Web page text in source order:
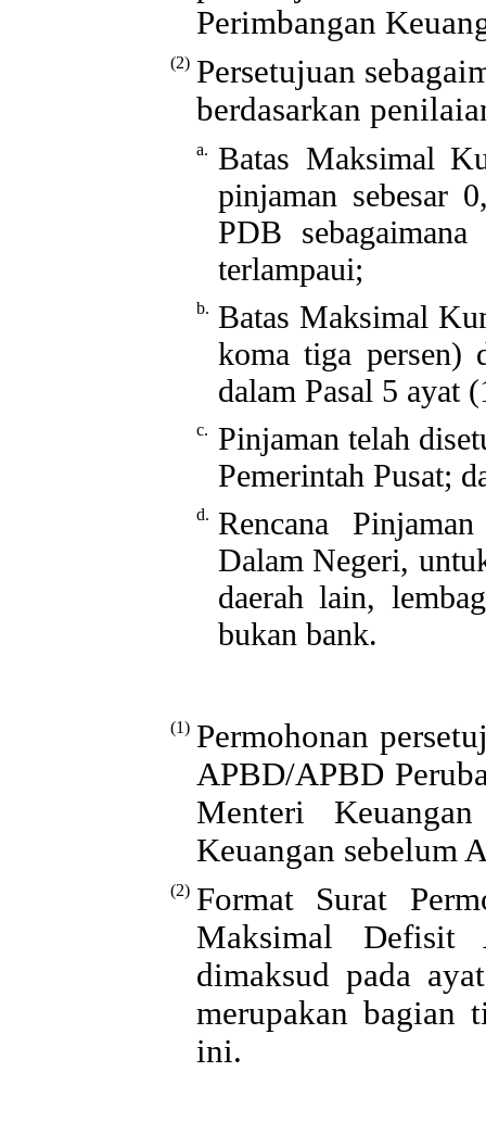
Perimbangan
(2) Persetujuan
berdasarkan
a. Batas Maksimal
pinjaman sebesar
PDB
terlampaui;
b. Batas Maksimal
koma tiga persen)
dalam Pasal 5 ayat
c. Pinjaman telah
Pemerintah Pusat;
d. Rencana
Dalam Negeri,
daerah lain,
bukan bank.
(1) Permohonan
APBD/APBD
Menteri
Keuangan sebelum
(2) Format Surat
Maksimal Defisit
dimaksud pada
merupakan bagian
ini.